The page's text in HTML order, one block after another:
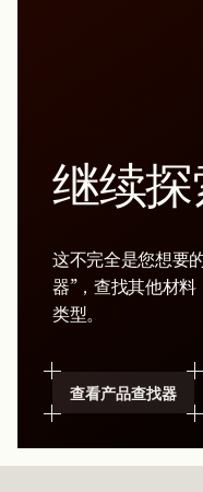
继续探
这不完全是您想要
器”，查找其他材
类型。
查看产品查找器